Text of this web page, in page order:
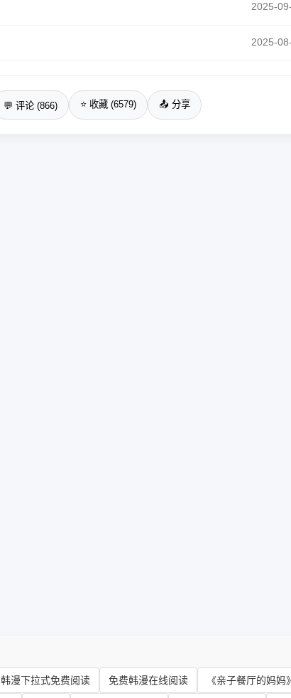
2025-
2025-
💬 评论 (866) ⭐ 收藏 (6579) 📤 分享
韩漫下拉式免费阅读 免费韩漫在线阅读 《亲子餐厅的妈妈